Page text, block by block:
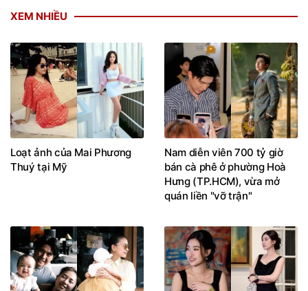
XEM NHIỀU
Loạt ảnh của Mai Phương
Thuý tại Mỹ
Nam diễn viên 700 tỷ giờ
bán cà phê ở phường Hoà
Hưng (TP.HCM), vừa mở
quán liền "vỡ trận"